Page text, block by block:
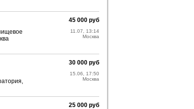
45 000 руб
11.07, 13:14
Москва
30 000 руб
15.06, 17:50
Москва
25 000 руб